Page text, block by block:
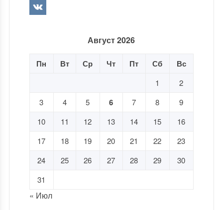
Август 2026
Пн Вт Ср Чт Пт Сб Вс
1
2
3
4 5 6 7 8
9
10
11 12 13 14 15
16
17
18 19 20 21 22
23
24
25 26 27 28 29
30
31
« Июл